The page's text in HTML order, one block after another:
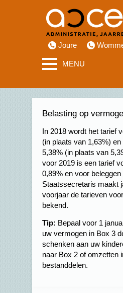
Joure
MENU
Belasting op
In 2018 wordt het tarief
(in plaats van 1,63%)
5,38% (in plaats van
voor 2019 is een tarief
0,89% en voor
Staatssecretaris maakt
voorjaar de tarieven
bekend.
Tip: Bepaal voor 1
uw vermogen in Box 3
schenken aan uw
naar Box 2 of omzetten
bestanddelen.